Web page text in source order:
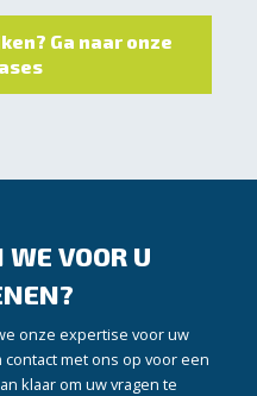
Ga naar onze
VOOR U
onze expertise voor uw
met ons op voor een
klaar om uw vragen te